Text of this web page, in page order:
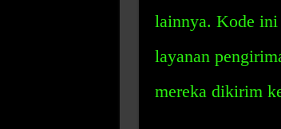
lainnya. Kode ini
layanan
mereka dikirim